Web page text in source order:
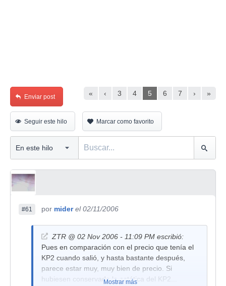
« ‹ 3 4 5 6 7 › »
Enviar post
Seguir este hilo Marcar como favorito
#61 por mider el 02/11/2006
ZTR @ 02 Nov 2006 - 11:09 PM escribió:
Pues en comparación con el precio que tenía el
KP2 cuando salió, y hasta bastante después,
parece estar muy, muy bien de precio. Si
hubiesen conservado la estética del KP2...
Mostrar más